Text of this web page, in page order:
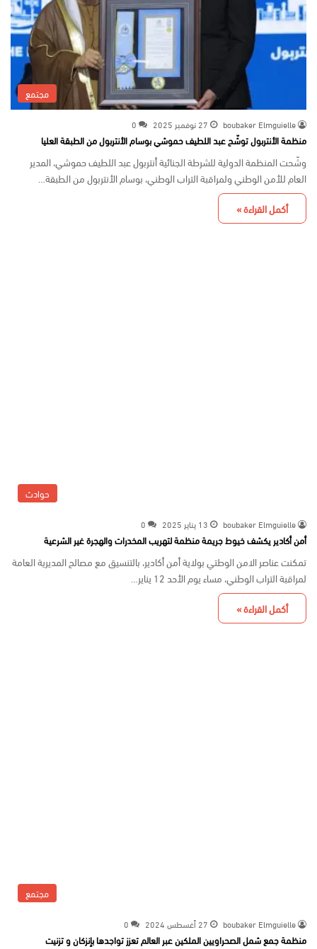
مجتمع
boubaker Elmguielle 27 نوفمبر 2025 0
منظمة الأنتربول توشّح عبد اللطيف حموشي بوسام الأنتربول من الطبقة العليا
وشّحت المنظمة الدولية للشرطة الجنائية أنتربول عبد اللطيف حموشي، المدير
العام للأمن الوطني ولمراقبة التراب الوطني، بوسام الأنتربول من الطبقة…
أكمل القراءة »
حوادث
boubaker Elmguielle 13 يناير 2025 0
أمن أكادير يكشف خيوط جريمة منظمة لتهريب المخدرات والهجرة غير الشرعية
تمكنت عناصر الامن الوطتي بولاية أمن أكادير، بالتنسيق مع مصالح المديرية العامة
لمراقبة التراب الوطني، مساء يوم الأحد 12 يناير…
أكمل القراءة »
مجتمع
boubaker Elmguielle 27 أغسطس 2024 0
منظمة جمع شمل الصحراويين الملكين عبر العالم تعزز تواجدها بإنزكان و تزنيت